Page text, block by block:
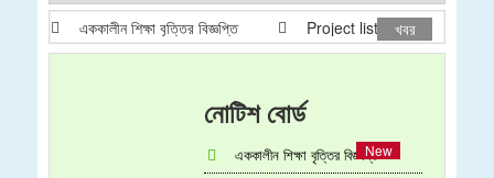
এককালীন শিক্ষা বৃত্তির বিজ্ঞপ্তি Project list ADP & Revenue
খবর
নোটিশ বোর্ড
এককালীন শিক্ষা বৃত্তির বিজ্ঞপ্তি